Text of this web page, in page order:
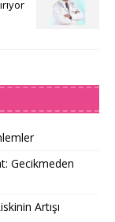
Gecikmeden
Artışı